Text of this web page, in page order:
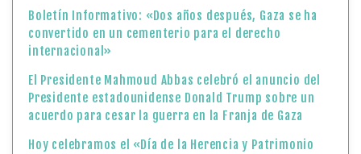
Boletín Informativo: «Dos años después, Gaza se ha
convertido en un cementerio para el derecho
internacional»
El Presidente Mahmoud Abbas celebró el anuncio del
Presidente estadounidense Donald Trump sobre un
acuerdo para cesar la guerra en la Franja de Gaza
Hoy celebramos el «Día de la Herencia y Patrimonio